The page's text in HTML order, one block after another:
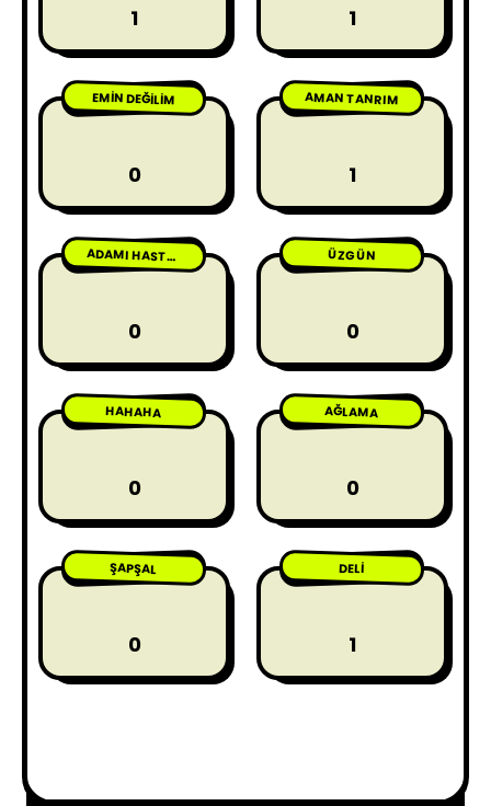
1 1
EMIN DEĞILIM
0
AMAN TANRIM
1
ADAMI HASTA ETME
0
ÜZGÜN
0
HAHAHA
0
AĞLAMA
0
ŞAPŞAL
0
DELI
1